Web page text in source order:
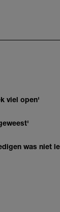
viel open'
was niet